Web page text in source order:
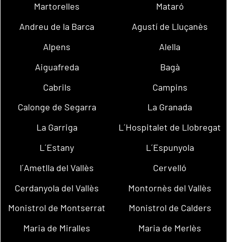
Martorelles
Mataró
Andreu de la Barca
Agustí de Lluçanès
Alpens
Alella
Aiguafreda
Bagà
Cabrils
Campins
Calonge de Segarra
La Granada
La Garriga
L´Hospitalet de Llobregat
L´Estany
L´Espunyola
l´Ametlla del Vallès
Cervelló
Cerdanyola del Vallès
Montornès del Vallès
Monistrol de Montserrat
Monistrol de Calders
Maria de Miralles
Maria de Merlès